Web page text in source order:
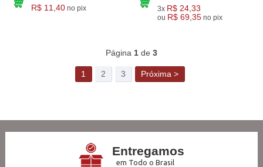
R$ 11,40 no pix 3x R$ 24,33
ou R$ 69,35 no pix
Página 1de 3
1 2 3 Próxima >
Entregamos
em Todo o Brasil